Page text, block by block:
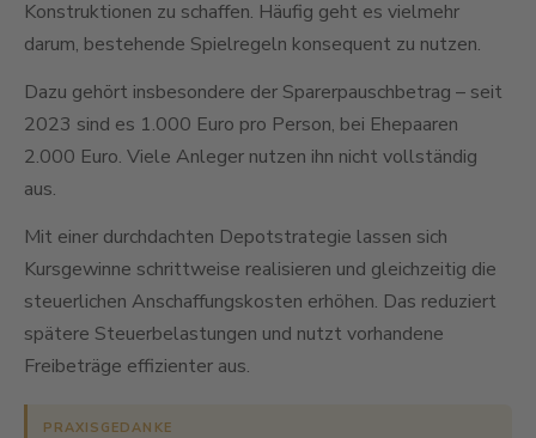
Konstruktionen zu schaffen. Häufig geht es vielmehr
darum, bestehende Spielregeln konsequent zu nutzen.
Dazu gehört insbesondere der Sparerpauschbetrag – seit
2023 sind es 1.000 Euro pro Person, bei Ehepaaren
2.000 Euro. Viele Anleger nutzen ihn nicht vollständig
aus.
Mit einer durchdachten Depotstrategie lassen sich
Kursgewinne schrittweise realisieren und gleichzeitig die
steuerlichen Anschaffungskosten erhöhen. Das reduziert
spätere Steuerbelastungen und nutzt vorhandene
Freibeträge effizienter aus.
PRAXISGEDANKE